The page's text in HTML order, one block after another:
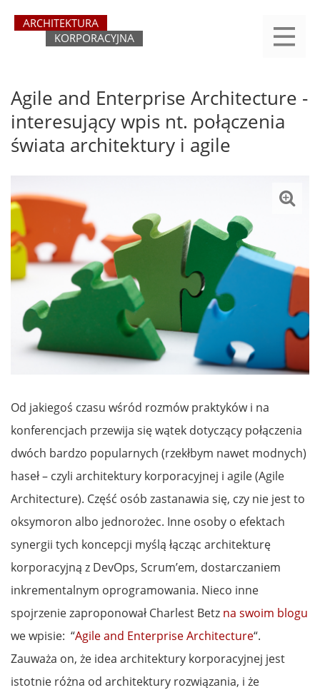
yasne
main
Agile and Enterprise Architecture -
interesujący wpis nt. połączenia
świata architektury i agile
Od jakiegoś czasu wśród rozmów praktyków i na
konferencjach przewija się wątek dotyczący połączenia
dwóch bardzo popularnych (rzekłbym nawet modnych)
haseł – czyli architektury korporacyjnej i agile (Agile
Architecture). Część osób zastanawia się, czy nie jest to
oksymoron albo jednorożec. Inne osoby o efektach
synergii tych koncepcji myślą łącząc architekturę
korporacyjną z DevOps, Scrum’em, dostarczaniem
inkrementalnym oprogramowania. Nieco inne
spojrzenie zaproponował Charlest Betz na swoim blogu
we wpisie: “Agile and Enterprise Architecture“.
Zauważa on, że idea architektury korporacyjnej jest
istotnie różna od architektury rozwiązania, i że